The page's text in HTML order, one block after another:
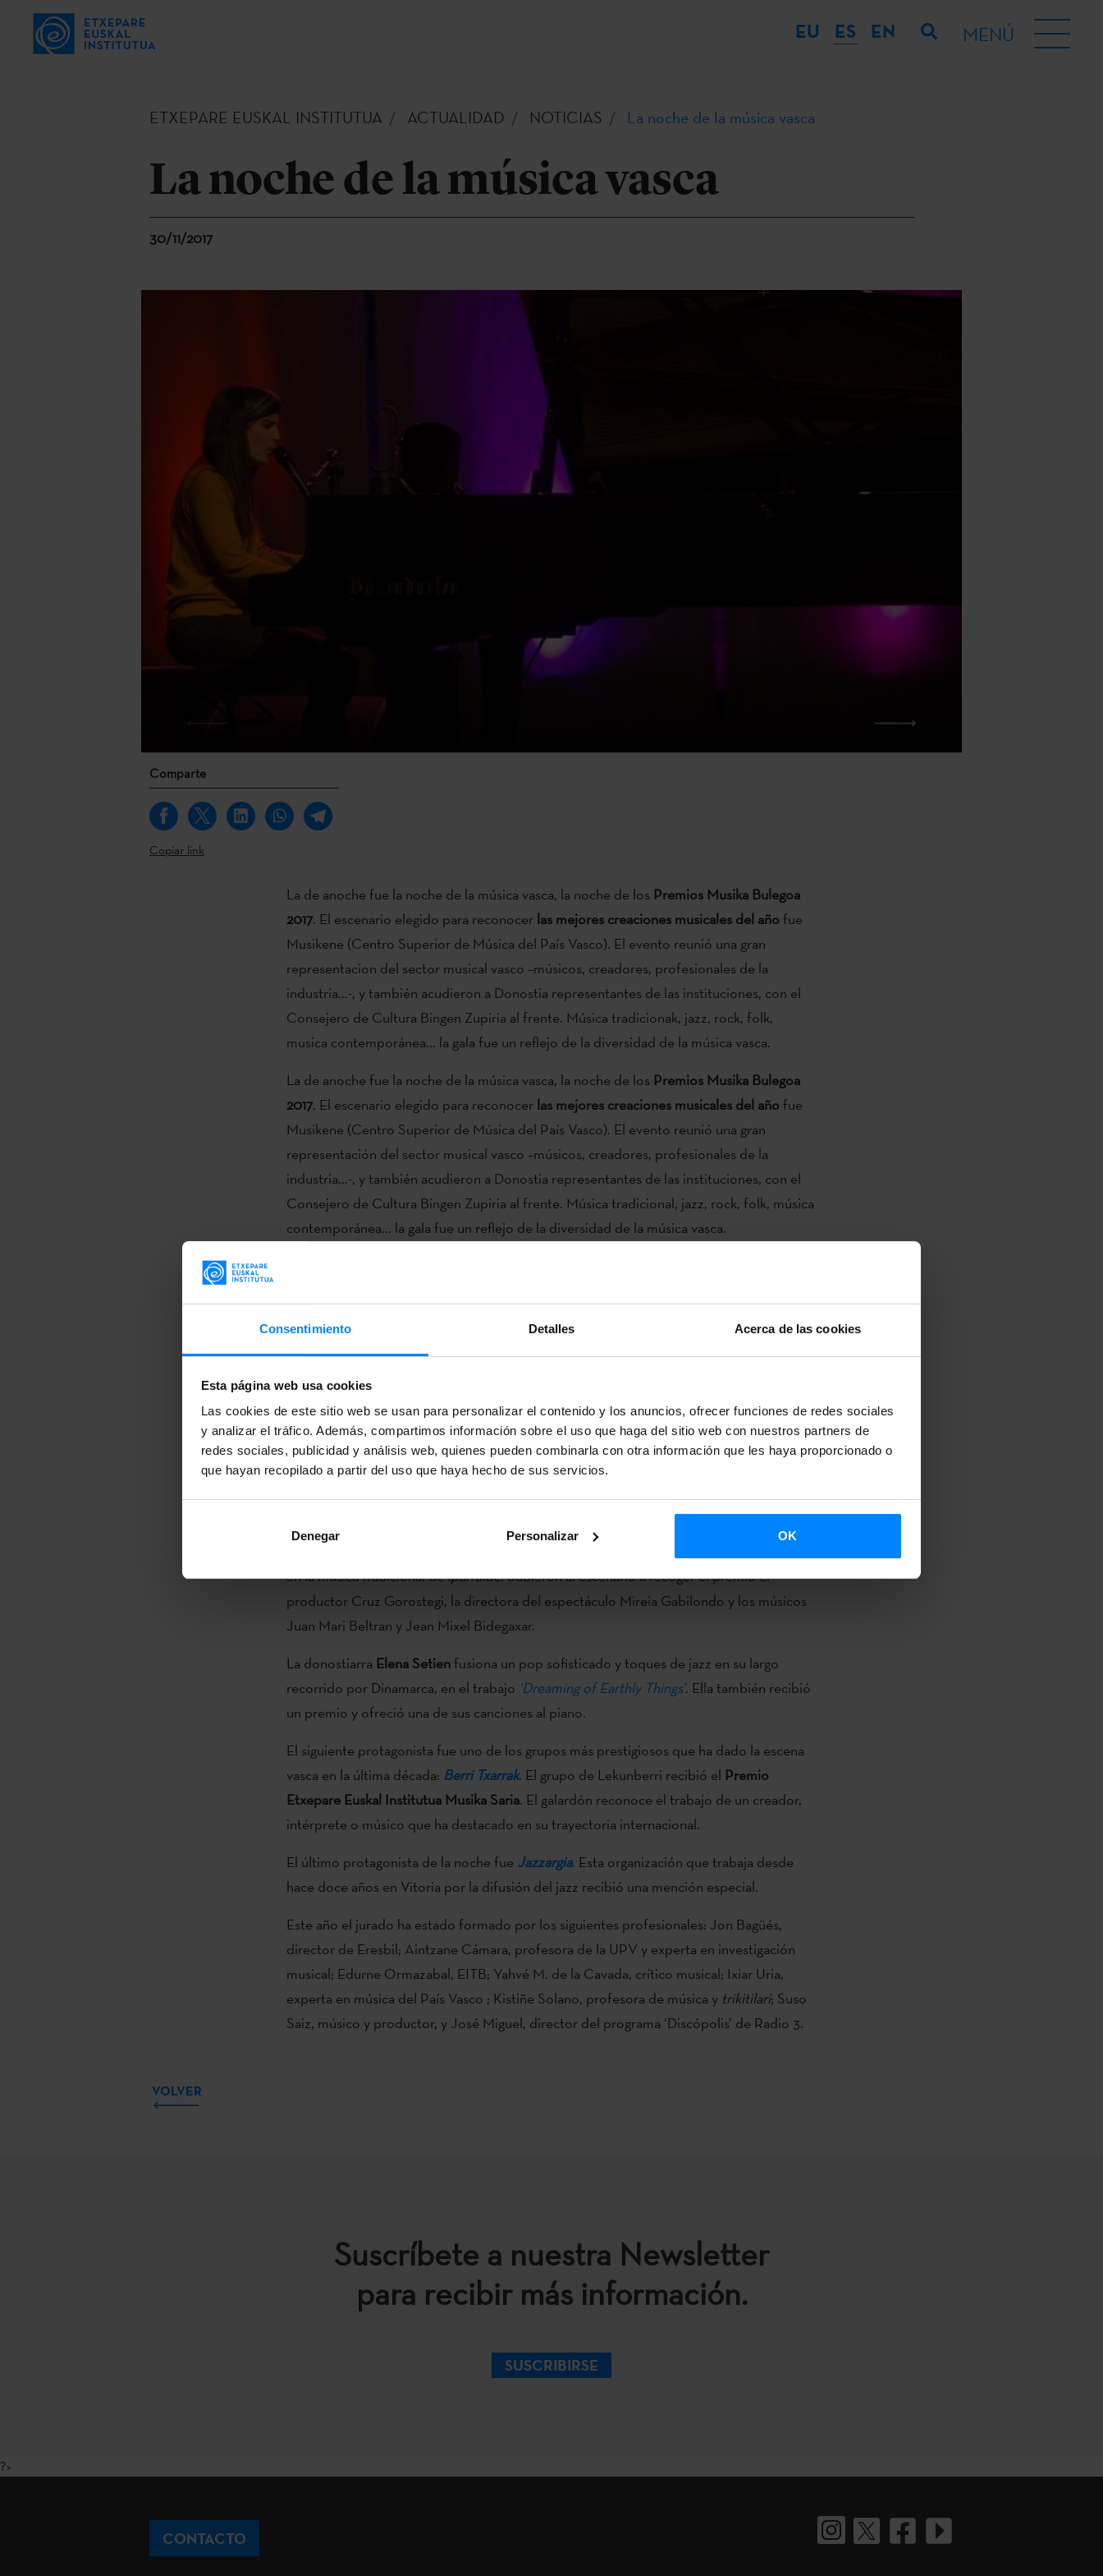
Consentimiento Detalles Acerca de las cookies
Esta página web usa cookies
Las cookies de este sitio web se usan para personalizar el contenido y los anuncios, ofrecer funciones de redes sociales
y analizar el tráfico. Además, compartimos información sobre el uso que haga del sitio web con nuestros partners de
redes sociales, publicidad y análisis web, quienes pueden combinarla con otra información que les haya proporcionado o
que hayan recopilado a partir del uso que haya hecho de sus servicios.
Denegar Personalizar OK
EU ES EN MENÚ
ETXEPARE EUSKAL INSTITUTUA ACTUALIDAD NOTICIAS La noche de la música vasca
La noche de la música vasca
30/11/2017
Comparte
Copiar link
La de anoche fue la noche de la música vasca, la noche de los Premios Musika Bulegoa
2017. El escenario elegido para reconocer las mejores creaciones musicales del añofue
Musikene (Centro Superior de Música del País Vasco). El evento reunió una gran
representacion del sector musical vasco –músicos, creadores, profesionales de la
industria...-, y también acudieron a Donostia representantes de las instituciones, con el
Consejero de Cultura Bingen Zupiria al frente. Música tradicionak, jazz, rock, folk,
musica contemporánea... la gala fue un reflejo de la diversidad de la música vasca.
La de anoche fue la noche de la música vasca, la noche de los Premios Musika Bulegoa
2017. El escenario elegido para reconocer las mejores creaciones musicales del añofue
Musikene (Centro Superior de Música del País Vasco). El evento reunió una gran
representación del sector musical vasco –músicos, creadores, profesionales de la
industria...-, y también acudieron a Donostia representantes de las instituciones, con el
Consejero de Cultura Bingen Zupiria al frente. Música tradicional, jazz, rock, folk, música
contemporánea... la gala fue un reflejo de la diversidad de la música vasca.
El segundo premiado de la noche fueJuan Ortiz.El pianista bilbaíno fusiona jazz y
ritmos electrónicos en su disco
Ramon Lazkanorecibió un premio por el trabajo‘Portrait’estrenado en el Festival d
´Automne á Paris. El músico donostiarra afincado en París no pudo acudir a la entrega
en la música tradicional deiparralde. Subieron al escenario a recoger el premio el
productor Cruz Gorostegi, la directora del espectáculo Mireia Gabilondo y los músicos
Juan Mari Beltran y Jean Mixel Bidegaxar.
La donostiarra Elena Setienfusiona un pop sofisticado y toques de jazz en su largo
recorrido por Dinamarca, en el trabajo ‘Dreaming of Earthly Things’. Ella también recibió
un premio y ofreció una de sus canciones al piano.
El siguiente protagonista fue uno de los grupos más prestigiosos que ha dado la escena
vasca en la última década: Berri Txarrak. El grupo de Lekunberri recibió el Premio
Etxepare Euskal Institutua Musika Saria. El galardón reconoce el trabajo de un creador,
intérprete o músico que ha destacado en su trayectoria internacional.
El último protagonista de la noche fue Jazzargia. Esta organización que trabaja desde
hace doce años en Vitoria por la difusión del jazz recibió una mención especial.
Este año el jurado ha estado formado por los siguientes profesionales: Jon Bagüés,
director de Eresbil; Aintzane Cámara, profesora de la UPV y experta en investigación
musical; Edurne Ormazabal, EITB; Yahvé M. de la Cavada, crítico musical; Ixiar Uria,
experta en música del País Vasco ; Kistiñe Solano, profesora de música y trikitilari; Suso
Saiz, músico y productor, y José Miguel, director del programa ‘Discópolis’ de Radio 3.
VOLVER
Suscríbete a nuestra Newsletter
para recibir más información.
SUSCRIBIRSE
?>
CONTACTO